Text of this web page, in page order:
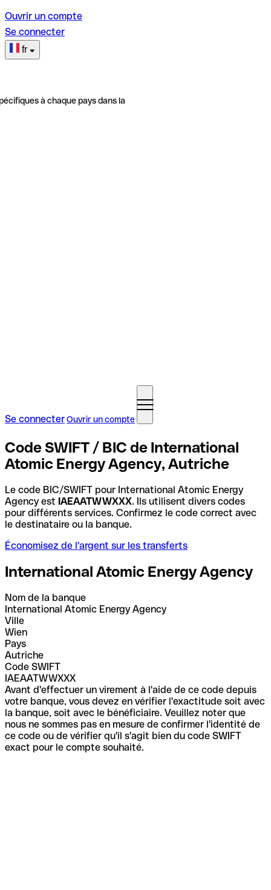
Ouvrir un compte
Se connecter
fr
à chaque pays dans la
Se connecterOuvrir un compte
Code SWIFT / BIC de International
Atomic Energy Agency, Autriche
Le code BIC/SWIFT pour International Atomic Energy
Agency est IAEAATWWXXX. Ils utilisent divers codes
pour différents services. Confirmez le code correct avec
le destinataire ou la banque.
Économisez de l'argent sur les transferts
International Atomic Energy Agency
Nom de la banque
International Atomic Energy Agency
Ville
Wien
Pays
Autriche
Code SWIFT
IAEAATWWXXX
Avant d'effectuer un virement à l'aide de ce code depuis
votre banque, vous devez en vérifier l'exactitude soit avec
la banque, soit avec le bénéficiaire. Veuillez noter que
nous ne sommes pas en mesure de confirmer l'identité de
ce code ou de vérifier qu'il s'agit bien du code SWIFT
exact pour le compte souhaité.